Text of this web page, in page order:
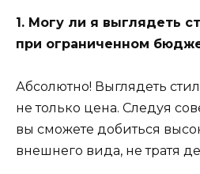
1. Могу ли я выглядеть
при ограниченном
Абсолютно! Выглядеть
не только цена. Следуя
вы сможете добиться
внешнего вида, не тратя